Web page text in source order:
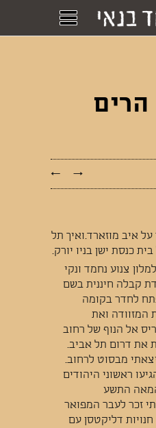
→
←
איב מוזארד.ואיך תל
כנסת ישן בניו יורק.
צנוע נחמד ונקי
קבלה חיננית בשם
לחדר בקומה
המזוודה ואת
אל הנוף של רחוב
את דרום תל אביב.
מבסוט לרחוב.
ראשוני היהודים
התשע
זכר לעבר המפואר
דליקטסן עם